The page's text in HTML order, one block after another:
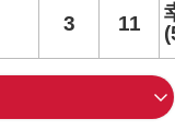
3 11